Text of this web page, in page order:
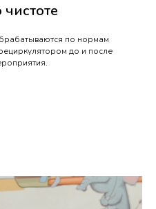
чистоте
по нормам
до и после